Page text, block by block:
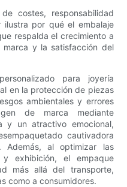
costes, responsabilidad
ilustra por qué el embalaje
respalda el crecimiento a
y la satisfacción del
para joyería
en la protección de piezas
ambientales y errores
de marca mediante
y un atractivo emocional,
cautivadora
al optimizar las
y exhibición, el empaque
más allá del transporte,
como a consumidores.